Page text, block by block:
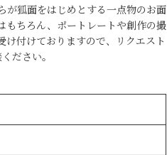
が狐面をはじめとする一点物のお面
もちろん、ポートレートや創作の撮
付けておりますので、リクエスト
ださい。